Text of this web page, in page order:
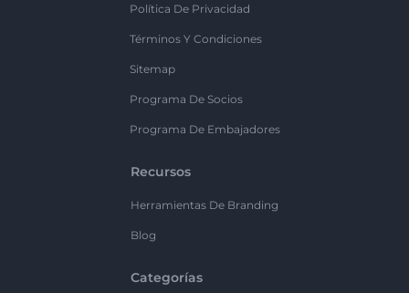
Política De Privacidad
Términos Y Condiciones
Sitemap
Programa De Socios
Programa De Embajadores
Recursos
Herramientas De Branding
Blog
Categorías